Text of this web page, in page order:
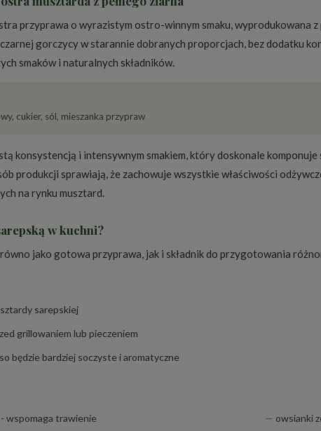
przyprawa o wyrazistym ostro-winnym smaku, wyprodukowana
gorczycy w starannie dobranych proporcjach, bez dodatku
smaków i naturalnych składników.
cukier, sól, mieszanka przypraw
konsystencją i intensywnym smakiem, który doskonale
produkcji sprawiają, że zachowuje wszystkie właściwości
na rynku musztard.
w kuchni?
jako gotowa przyprawa, jak i składnik do przygotowania
sarepskiej
grillowaniem lub pieczeniem
będzie bardziej soczyste i aromatyczne
wspomaga trawienie
owsianki